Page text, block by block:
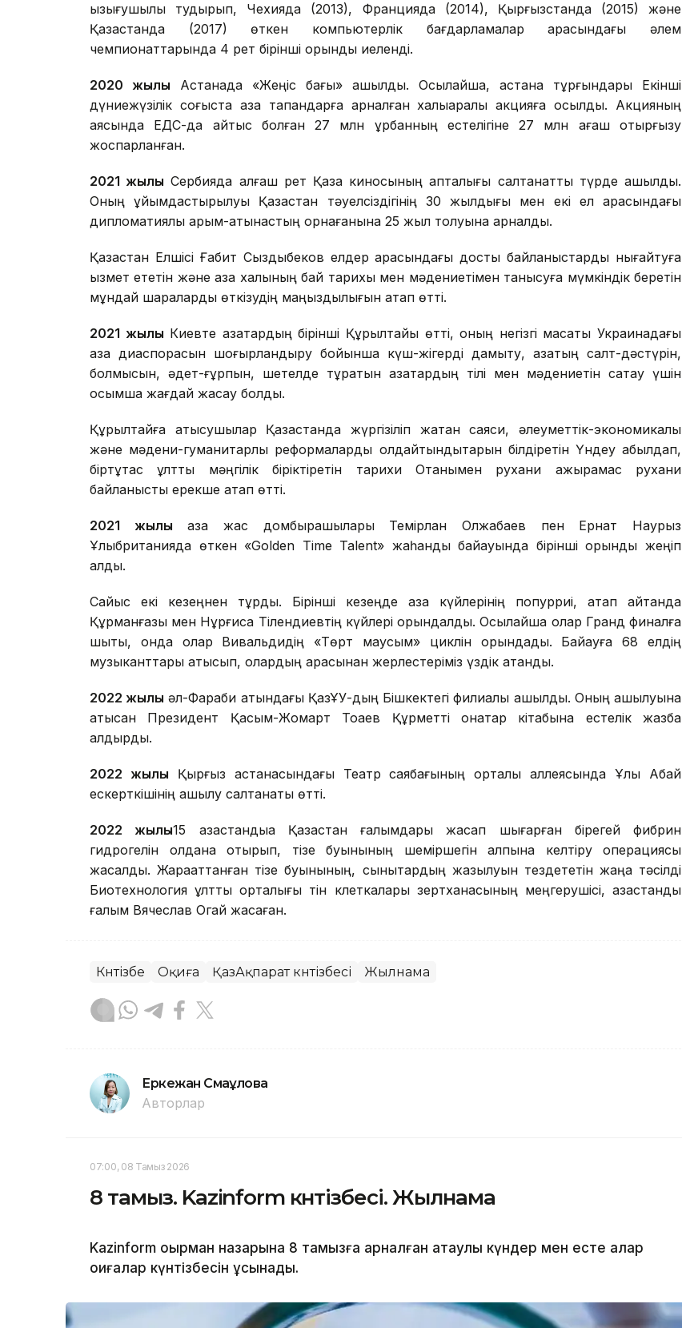
қызығушылық тудырып, Чехияда (2013), Францияда (2014), Қырғызстанда (2015) және
Қазақстанда (2017) өткен компьютерлік бағдарламалар арасындағы әлем
чемпионаттарында 4 рет бірінші орынды иеленді.
2020 жылы Астанада «Жеңіс бағы» ашылды. Осылайша, астана тұрғындары Екінші
дүниежүзілік соғыста қаза тапқандарға арналған халықаралық акцияға қосылды. Акцияның
аясында ЕДС-да қайтыс болған 27 млн құрбанның естелігіне 27 млн ағаш отырғызу
жоспарланған.
2021 жылы Сербияда алғаш рет Қазақ киносының апталығы салтанатты түрде ашылды.
Оның ұйымдастырылуы Қазақстан тәуелсіздігінің 30 жылдығы мен екі ел арасындағы
дипломатиялық қарым-қатынастың орнағанына 25 жыл толуына арналды.
Қазақстан Елшісі Ғабит Сыздықбеков елдер арасындағы достық байланыстарды нығайтуға
қызмет ететін және қазақ халқының бай тарихы мен мәдениетімен танысуға мүмкіндік беретін
мұндай шараларды өткізудің маңыздылығын атап өтті.
2021 жылы Киевте қазақтардың бірінші Құрылтайы өтті, оның негізгі мақсаты Украинадағы
қазақ диаспорасын шоғырландыру бойынша күш-жігерді дамыту, қазақтың салт-дәстүрін,
болмысын, әдет-ғұрпын, шетелде тұратын қазақтардың тілі мен мәдениетін сақтау үшін
қосымша жағдай жасау болды.
Құрылтайға қатысушылар Қазақстанда жүргізіліп жатқан саяси, әлеуметтік-экономикалық
және мәдени-гуманитарлық реформаларды қолдайтындықтарын білдіретін Үндеу қабылдап,
біртұтас ұлтты мәңгілік біріктіретін тарихи Отанымен рухани ажырамас рухани
байланысты ерекше атап өтті.
2021 жылы қазақ жас домбырашылары Темірлан Олжабаев пен Ернат Наурыз
Ұлыбританияда өткен «Golden Time Talent» жаһандық байқауында бірінші орынды жеңіп
алды.
Сайыс екі кезеңнен тұрды. Бірінші кезеңде қазақ күйлерінің попурриі, атап айтқанда
Құрманғазы мен Нұрғиса Тілендиевтің күйлері орындалды. Осылайша олар Гранд финалға
шықты, онда олар Вивальдидің «Төрт маусым» циклін орындады. Байқауға 68 елдің
музыканттары қатысып, олардың арасынан жерлестеріміз үздік атанды.
2022 жылы әл-Фараби атындағы ҚазҰУ-дың Бішкектегі филиалы ашылды. Оның ашылуына
қатысқан Президент Қасым-Жомарт Тоқаев Құрметті қонақтар кітабына естелік жазба
қалдырды.
2022 жылы Қырғыз астанасындағы Театр саябағының орталық аллеясында Ұлы Абай
ескерткішінің ашылу салтанаты өтті.
2022 жылы15 қазақстандыққа Қазақстан ғалымдары жасап шығарған бірегей фибрин
гидрогелін қолдана отырып, тізе буынының шеміршегін қалпына келтіру операциясы
жасалды. Жарақаттанған тізе буынының, сынықтардың жазылуын тездететін жаңа тәсілді
Биотехнология ұлттық орталығы тін клеткалары зертханасының меңгерушісі, қазақстандық
ғалым Вячеслав Огай жасаған.
Күнтізбе Оқиға ҚазАқпарат күнтізбесі Жылнама
Еркежан Смағұлова
Авторлар
07:00, 08 Тамыз 2026
8 тамыз. Kazinform күнтізбесі. Жылнама
Kazinform оқырман назарына 8 тамызға арналған атаулы күндер мен есте қалар
оқиғалар күнтізбесін ұсынады.